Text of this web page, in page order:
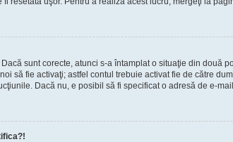
sunt corecte, atunci s-a întamplat o situaţie din
să fie activaţi; astfel contul trebuie activat fie de către
Dacă nu, e posibil să fi specificat o adresă de e-